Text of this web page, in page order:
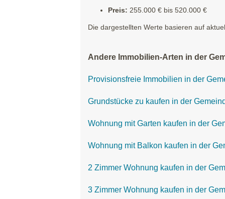
Preis: 255.000 € bis 520.000 €
Die dargestellten Werte basieren auf
Andere Immobilien-Arten in der
Provisionsfreie Immobilien in der
Grundstücke zu kaufen in der
Wohnung mit Garten kaufen in der
Wohnung mit Balkon kaufen in der
2 Zimmer Wohnung kaufen in der
3 Zimmer Wohnung kaufen in der